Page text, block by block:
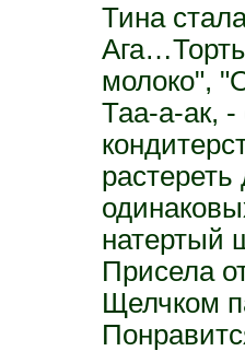
Тина
молоко",
Таа-а-ак, -
натертый
Присела
Щелчком